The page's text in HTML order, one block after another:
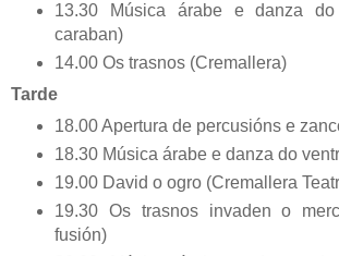
13.30 Música árabe e danza
caraban)
14.00 Os trasnos (Cremallera)
Tarde
18.00 Apertura de percusións e
18.30 Música árabe e danza do
19.00 David o ogro (Cremallera
19.30 Os trasnos invaden o
fusión)